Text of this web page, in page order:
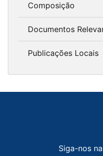
Composição
Documentos
Publicações Locais
Siga-nos